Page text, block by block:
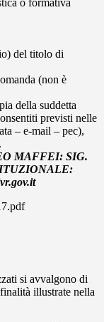
o formativa
del titolo di
(non è
della suddetta
previsti nelle
– e-mail – pec),
MAFFEI: SIG.
si avvalgono di
illustrate nella